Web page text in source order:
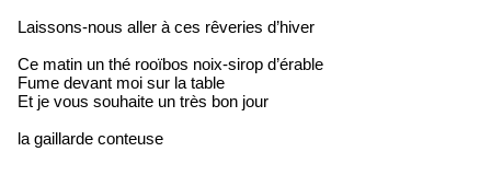
Laissons-nous aller à ces rêveries d’hiver
Ce matin un thé rooïbos noix-sirop d’érable
Fume devant moi sur la table
Et je vous souhaite un très bon jour
la gaillarde conteuse